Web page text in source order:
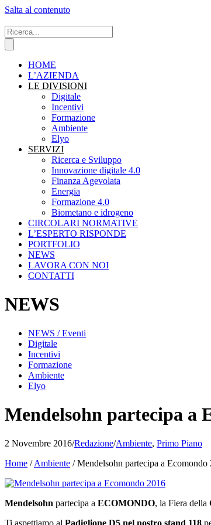
Salta al contenuto
HOME
L’AZIENDA
LE DIVISIONI
Digitale
Incentivi
Formazione
Ambiente
Elyo
SERVIZI
Ricerca e Sviluppo
Innovazione digitale 4.0
Finanza Agevolata
Energia
Formazione 4.0
Biometano e idrogeno
CIRCOLARI NORMATIVE
L’ESPERTO RISPONDE
PORTFOLIO
NEWS
LAVORA CON NOI
CONTATTI
NEWS
NEWS / Eventi
Digitale
Incentivi
Formazione
Ambiente
Elyo
Mendelsohn partecipa a
2 Novembre 2016/Redazione/Ambiente, Primo Piano
Home /Ambiente /Mendelsohn partecipa a Ecomondo
Mendelsohn partecipa a ECOMONDO, la Fiera della
Ti aspettiamo al Padiglione D5 nel nostro stand 118